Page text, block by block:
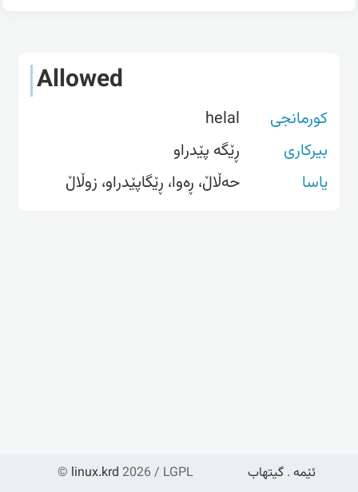
Allowed
کورمانجی
helal
بیرکاری
ڕێگە پێدراو
یاسا
حەڵاڵ، ڕەوا، ڕێگاپێدراو، زوڵاڵ
© linux.krd 2026 / LGPL ئێمە . گیتهاب